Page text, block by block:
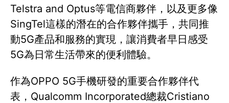
Telstra and Optus等電信商夥伴，以及更多像
SingTel這樣的潛在的合作夥伴攜手，共同推
動5G產品和服務的實現，讓消費者早日感受
5G為日常生活帶來的便利體驗。
作為OPPO 5G手機研發的重要合作夥伴代
表，Qualcomm Incorporated總裁Cristiano